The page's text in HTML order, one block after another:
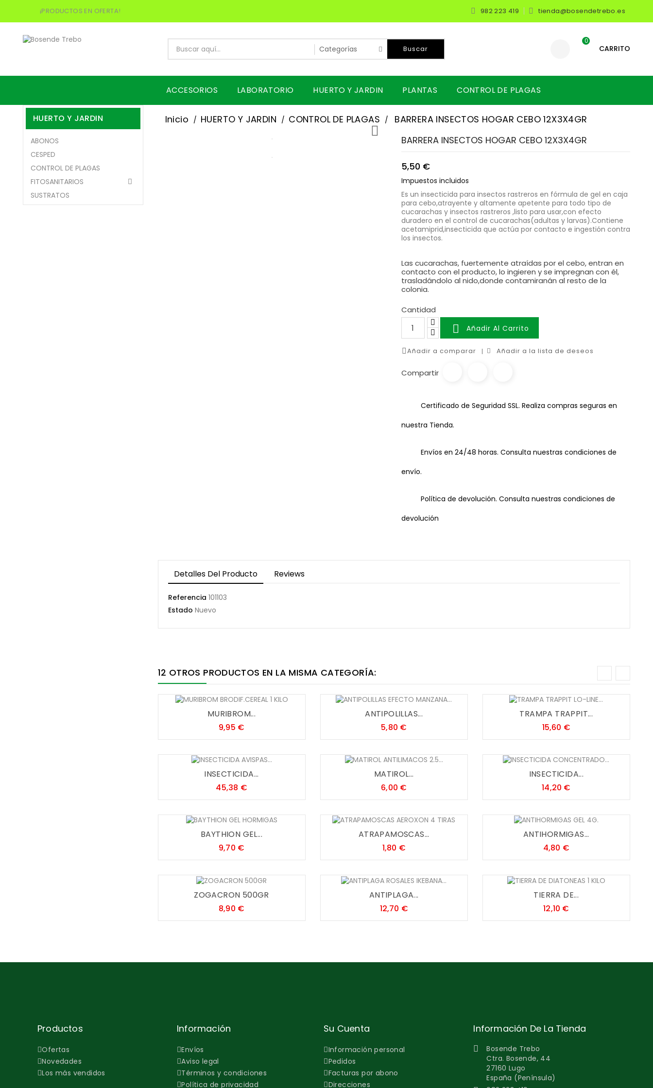
¡PRODUCTOS EN OFERTA!  982 223 419  tienda@bosendetrebo.es
CARRITO
0
Buscar
ACCESORIOS LABORATORIO HUERTO Y JARDIN PLANTAS CONTROL DE PLAGAS
HUERTO Y JARDIN
ABONOS
CESPED
CONTROL DE PLAGAS
FITOSANITARIOS

SUSTRATOS
Inicio HUERTO Y JARDIN CONTROL DE PLAGAS BARRERA INSECTOS HOGAR CEBO 12X3X4GR

BARRERA INSECTOS HOGAR CEBO 12X3X4GR
5,50 €
Impuestos incluidos
Es un insecticida para insectos rastreros en fórmula de gel en caja
para cebo,atrayente y altamente apetente para todo tipo de
cucarachas y insectos rastreros ,listo para usar,con efecto
duradero en el control de cucarachas(adultas y larvas).Contiene
acetamiprid,insecticida que actúa por contacto e ingestión contra
los insectos.
Las cucarachas, fuertemente atraídas por el cebo, entran en
contacto con el producto, lo ingieren y se impregnan con él,
trasladándolo al nido,donde contamiranán al resto de la
colonia.
Cantidad
 Añadir Al Carrito
Añadir a comparar Añadir a la lista de deseos
Compartir
Certificado de Seguridad SSL. Realiza compras seguras en
nuestra Tienda.
Envíos en 24/48 horas. Consulta nuestras condiciones de
envío.
Política de devolución. Consulta nuestras condiciones de
devolución
Detalles Del Producto Reviews
Referencia 101103
Estado Nuevo
12 OTROS PRODUCTOS EN LA MISMA CATEGORÍA:
MURIBROM...
9,95 €
ANTIPOLILLAS...
5,80 €
TRAMPA TRAPPIT...
15,60 €
INSECTICIDA...
45,38 €Precio
MATIROL...
6,00 €
INSECTICIDA...
14,20 €
BAYTHION GEL...
9,70 €
ATRAPAMOSCAS...
1,80 €Precio
ANTIHORMIGAS...
4,80 €Precio
ZOGACRON 500GR
8,90 €
ANTIPLAGA...
12,70 €Precio
TIERRA DE...
12,10 €
Productos
Ofertas
Novedades
Los más vendidos
Información
Envíos
Aviso legal
Términos y condiciones
Política de privacidad
Su Cuenta
Información personal
Pedidos
Facturas por abono
Direcciones
Información De La Tienda

Bosende Trebo
Ctra. Bosende, 44
27160 Lugo
España (Península)